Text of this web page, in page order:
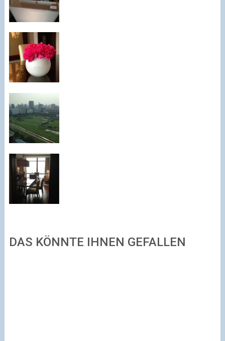
DAS KÖNNTE IHNEN GEFALLEN